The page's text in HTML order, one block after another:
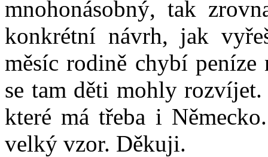
mnohonásobný, tak
konkrétní návrh, jak
měsíc rodině chybí peníze
se tam děti mohly
které má třeba i
velký vzor. Děkuji.